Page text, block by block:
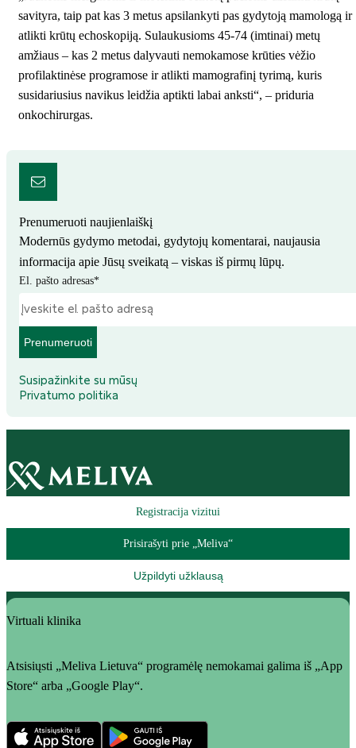
savityra, taip pat kas 3 metus apsilankyti pas gydytoją mamologą ir
atlikti krūtų echoskopiją. Sulaukusioms 45-74 (imtinai) metų
amžiaus – kas 2 metus dalyvauti nemokamose krūties vėžio
profilaktinėse programose ir atlikti mamografinį tyrimą, kuris
susidariusius navikus leidžia aptikti labai anksti“, – priduria
onkochirurgas.
Prenumeruoti naujienlaiškį
Modernūs gydymo metodai, gydytojų komentarai, naujausia
informacija apie Jūsų sveikatą – viskas iš pirmų lūpų.
El. pašto adresas*
Prenumeruoti
Susipažinkite su mūsų
Privatumo politika
Registracija vizitui
Prisirašyti prie „Meliva“
Užpildyti užklausą
Virtuali klinika
Atsisiųsti „Meliva Lietuva“ programėlę nemokamai galima iš „App
Store“ arba „Google Play“.